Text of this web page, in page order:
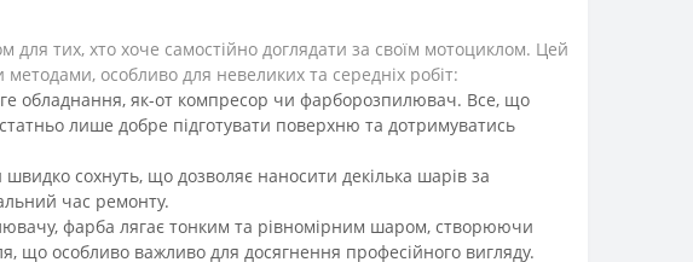
тих, хто хоче самостійно доглядати за своїм мотоциклом. Цей
особливо для невеликих та середніх робіт:
обладнання, як-от компресор чи фарборозпилювач. Все, що
лише добре підготувати поверхню та дотримуватись
сохнуть, що дозволяє наносити декілька шарів за
час ремонту.
фарба лягає тонким та рівномірним шаром, створюючи
що особливо важливо для досягнення професійного вигляду.